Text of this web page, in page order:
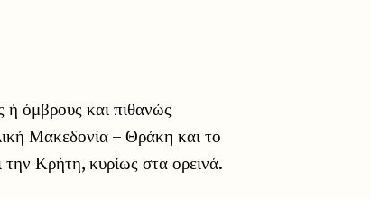
ή όμβρους και πιθανώς
Μακεδονία – Θράκη και το
την Κρήτη, κυρίως στα ορεινά.